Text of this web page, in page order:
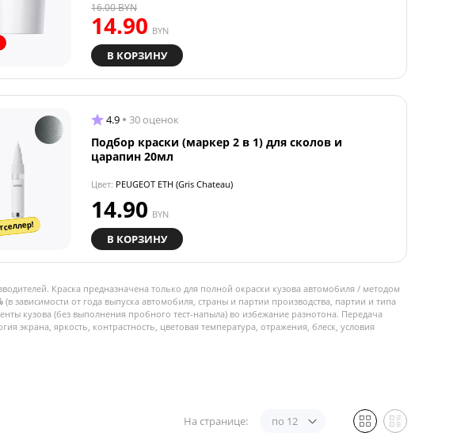
14.90 BYN
16.00BYN
В КОРЗИНУ
4.9 30 оценок
Подбор краски (маркер 2 в 1) для сколов и
царапин 20мл
Цвет: PEUGEOT ETH (Gris Chateau)
14.90 BYN
В КОРЗИНУ
Краска предназначена только для полной окраски кузова автомобиля / методом
(в зависимости от года выпуска автомобиля, страны и партии производства, партии и типа
кузова (без выполнения пробного тест-напыла) во избежание разнотона. Передача
экрана, яркость, контрастность, цветовая температура, отражения, блеск, условия
На странице: по 12